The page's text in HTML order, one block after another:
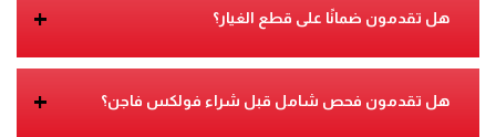
+ هل تقدمون ضمانًا على قطع الغيار؟
+ هل تقدمون فحص شامل قبل شراء فولكس فاجن؟